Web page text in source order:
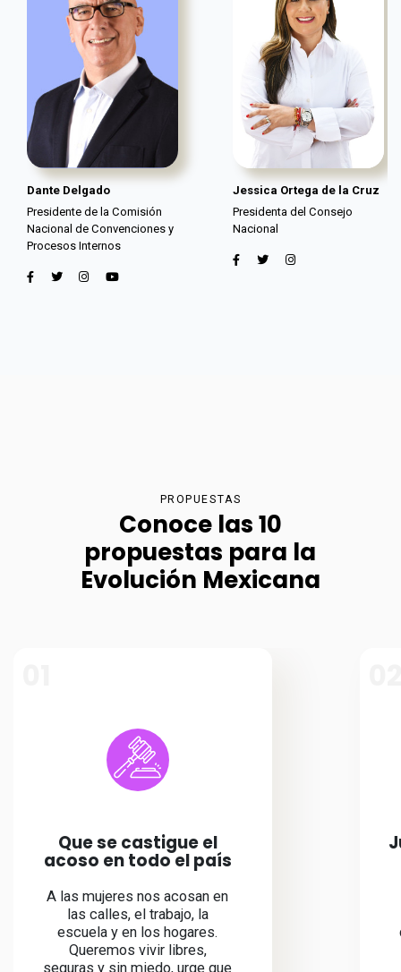
Dante Delgado
Presidente de la Comisión
Nacional de Convenciones y
Procesos Internos
Jessica Ortega de la Cruz
Presidenta del Consejo
Nacional
PROPUESTAS
Conoce las 10
propuestas para la
Evolución Mexicana
Que se castigue el
acoso en todo el país
A las mujeres nos acosan en
las calles, el trabajo, la
escuela y en los hogares.
Queremos vivir libres,
seguras y sin miedo, urge que